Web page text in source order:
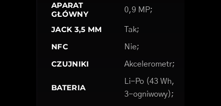
APARAT
GŁÓWNY
0,9 MP;
JACK 3,5 MM Tak;
NFC Nie;
CZUJNIKI Akcelerometr;
BATERIA
Li-Po (43 Wh,
3-ogniwowy);